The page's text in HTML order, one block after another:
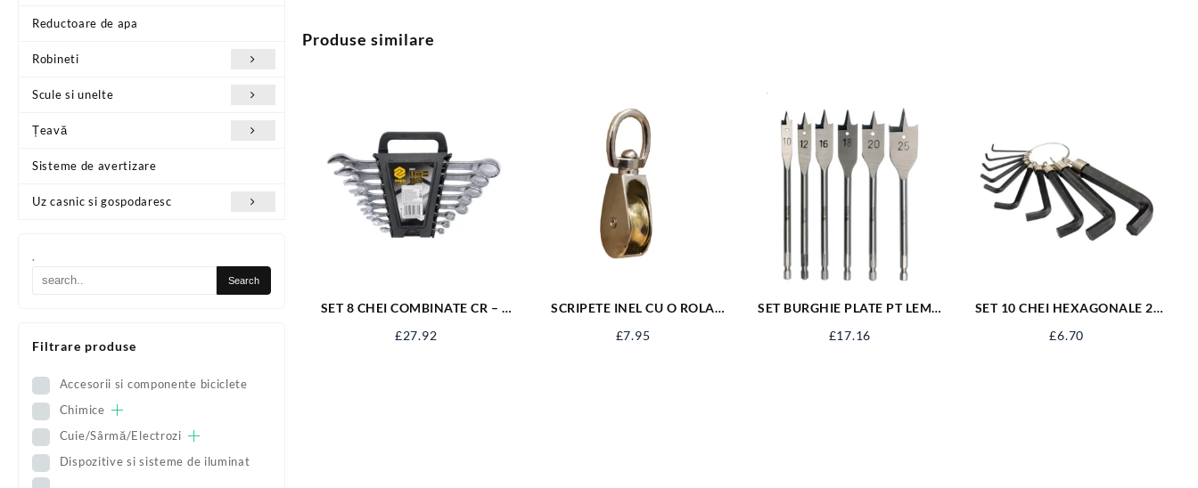
Reductoare de apa
Robineti
Scule si unelte
Țeavă
Sisteme de avertizare
Uz casnic si gospodaresc
.
Filtrare produse
Accesorii si componente biciclete
Chimice
Cuie/Sârmă/Electrozi
Dispozitive si sisteme de iluminat
Produse similare
SET 8 CHEI COMBINATE CR – V
£27.92
SCRIPETE INEL CU O ROLA
£7.95
SET BURGHIE PLATE PT LEMN
£17.16
SET 10 CHEI HEXAGONALE 2-
£6.70